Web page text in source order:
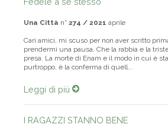
Una Città n° 274 / 2021 aprile
Cari amici, mi scuso per non aver scritto
prendermi una pausa. Che la rabbia e la
presa. La morte di Enam e il modo in cui è
purtroppo, è la conferma di quell...
Leggi di più
I RAGAZZI STANNO BENE